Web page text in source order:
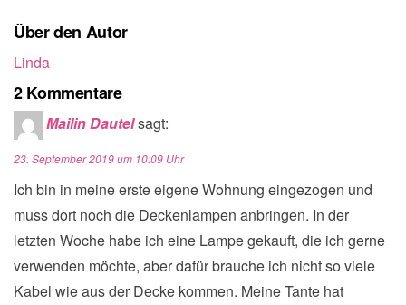
Über den Autor
Linda
2 Kommentare
Mailin Dautelsagt:
23. September 2019 um 10:09 Uhr
Ich bin in meine erste eigene Wohnung eingezogen und
muss dort noch die Deckenlampen anbringen. In der
letzten Woche habe ich eine Lampe gekauft, die ich gerne
verwenden möchte, aber dafür brauche ich nicht so viele
Kabel wie aus der Decke kommen. Meine Tante hat